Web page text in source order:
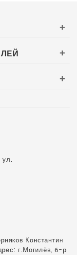
+
+
+
ул.
Константин
г.Могилёв, б-р